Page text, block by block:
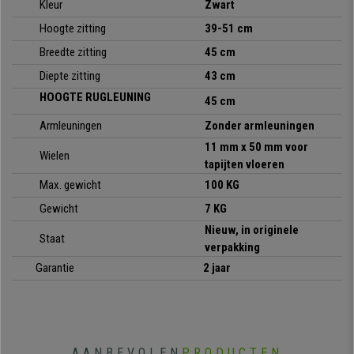
• Toplift hoogteverstelling
• Ergonomische zitting en rugleuning
• Geweldige vulling
• Exclusief ontwerp
Kleur
Zwart
Hoogte zitting
39-51 cm
Breedte zitting
45 cm
Diepte zitting
43 cm
HOOGTE RUGLEUNING
45 cm
Armleuningen
Zonder armleuningen
Wielen
11 mm x 50 mm voor
tapijten vloeren
Max. gewicht
100 KG
Gewicht
7 KG
Staat
Nieuw, in originele
verpakking
Garantie
2 jaar